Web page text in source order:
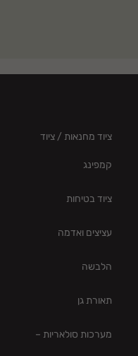
ציוד מחנאות / ציוד
קמפינג
ציוד בטיחות
עציצים ואדמה
הלבשה
תאורת גן
מערכות סולאריות –